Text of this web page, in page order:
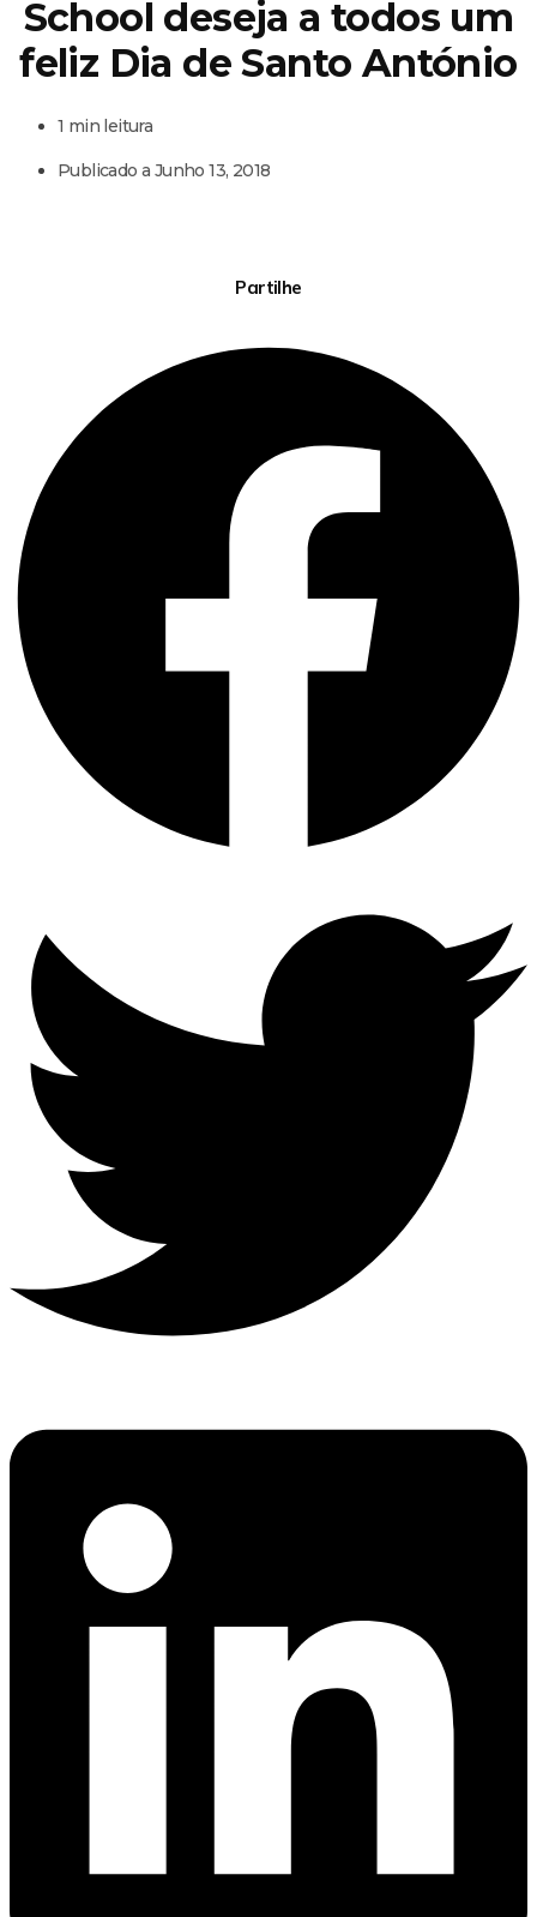
School deseja a todos um
feliz Dia de Santo António
1 min leitura
Publicado a Junho 13, 2018
Partilhe